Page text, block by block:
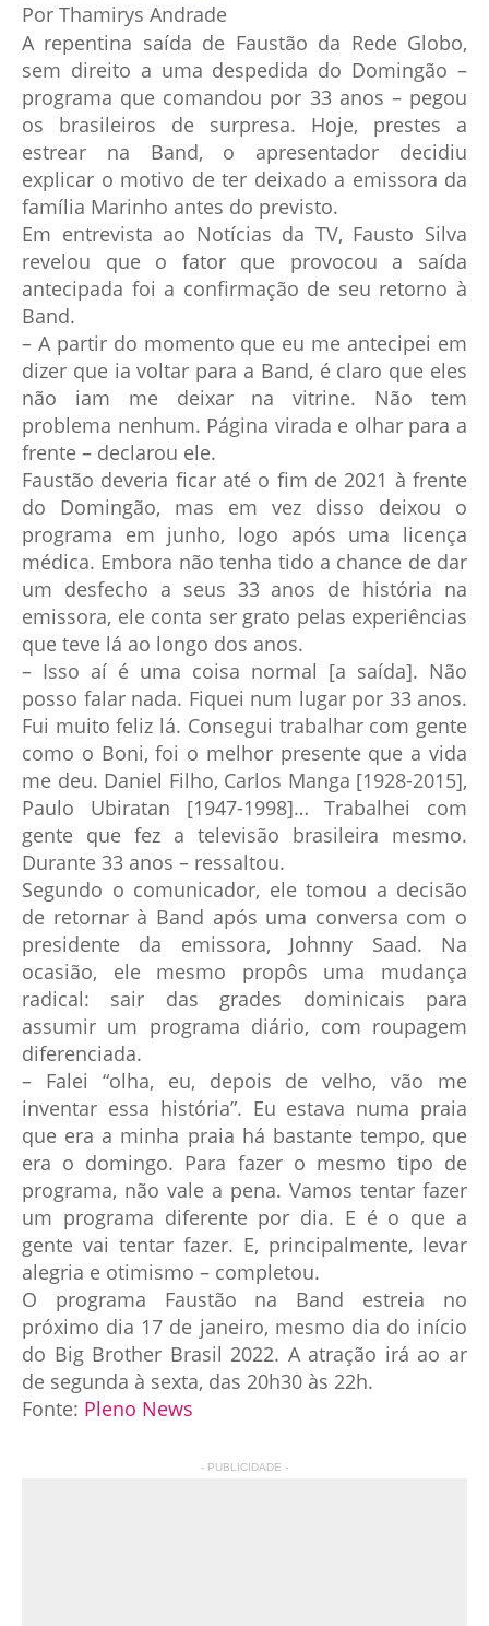
Por Thamirys Andrade
A repentina saída de Faustão da Rede Globo,
sem direito a uma despedida do Domingão –
programa que comandou por 33 anos – pegou
os brasileiros de surpresa. Hoje, prestes a
estrear na Band, o apresentador decidiu
explicar o motivo de ter deixado a emissora da
família Marinho antes do previsto.
Em entrevista ao Notícias da TV, Fausto Silva
revelou que o fator que provocou a saída
antecipada foi a confirmação de seu retorno à
Band.
– A partir do momento que eu me antecipei em
dizer que ia voltar para a Band, é claro que eles
não iam me deixar na vitrine. Não tem
problema nenhum. Página virada e olhar para a
frente – declarou ele.
Faustão deveria ficar até o fim de 2021 à frente
do Domingão, mas em vez disso deixou o
programa em junho, logo após uma licença
médica. Embora não tenha tido a chance de dar
um desfecho a seus 33 anos de história na
emissora, ele conta ser grato pelas experiências
que teve lá ao longo dos anos.
– Isso aí é uma coisa normal [a saída]. Não
posso falar nada. Fiquei num lugar por 33 anos.
Fui muito feliz lá. Consegui trabalhar com gente
como o Boni, foi o melhor presente que a vida
me deu. Daniel Filho, Carlos Manga [1928-2015],
Paulo Ubiratan [1947-1998]… Trabalhei com
gente que fez a televisão brasileira mesmo.
Durante 33 anos – ressaltou.
Segundo o comunicador, ele tomou a decisão
de retornar à Band após uma conversa com o
presidente da emissora, Johnny Saad. Na
ocasião, ele mesmo propôs uma mudança
radical: sair das grades dominicais para
assumir um programa diário, com roupagem
diferenciada.
– Falei “olha, eu, depois de velho, vão me
inventar essa história”. Eu estava numa praia
que era a minha praia há bastante tempo, que
era o domingo. Para fazer o mesmo tipo de
programa, não vale a pena. Vamos tentar fazer
um programa diferente por dia. E é o que a
gente vai tentar fazer. E, principalmente, levar
alegria e otimismo – completou.
O programa Faustão na Band estreia no
próximo dia 17 de janeiro, mesmo dia do início
do Big Brother Brasil 2022. A atração irá ao ar
de segunda à sexta, das 20h30 às 22h.
Fonte: Pleno News
- PUBLICIDADE -